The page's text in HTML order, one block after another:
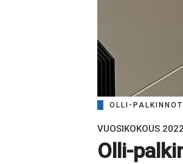
OLLI-PALKINNOT
VUOSIKOKOUS 2022
Olli-